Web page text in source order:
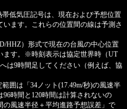
低気圧記号は、現在および予想位置
います。これらの位置間の線は予測さ
HHZ）形式で現在の台風の中心位置
ます。※時刻表示は協定世界時（UT
は9時間足してください（例えば、協
囲は「34ノット(17.49m/秒)の風速半
時間と120時間は計算されないの
の風速半径＋平均進路予想誤差」で